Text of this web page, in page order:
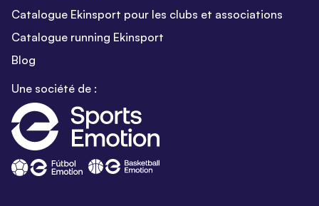
Catalogue Ekinsport pour les clubs et associations
Catalogue running Ekinsport
Blog
Une société de :